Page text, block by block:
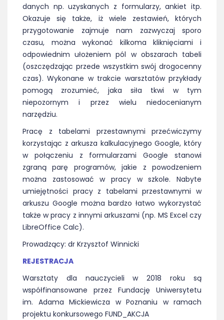
danych np. uzyskanych z formularzy, ankiet itp.
Okazuje się także, iż wiele zestawień, których
przygotowanie zajmuje nam zazwyczaj sporo
czasu, można wykonać kilkoma kliknięciami i
odpowiednim ułożeniem pól w obszarach tabeli
(oszczędzając przede wszystkim swój drogocenny
czas). Wykonane w trakcie warsztatów przykłady
pomogą zrozumieć, jaka siła tkwi w tym
niepozornym i przez wielu niedocenianym
narzędziu.
Pracę z tabelami przestawnymi przećwiczymy
korzystając z arkusza kalkulacyjnego Google, który
w połączeniu z formularzami Google stanowi
zgraną parę programów, jakie z powodzeniem
można zastosować w pracy w szkole. Nabyte
umiejętności pracy z tabelami przestawnymi w
arkuszu Google można bardzo łatwo wykorzystać
także w pracy z innymi arkuszami (np. MS Excel czy
LibreOffice Calc).
Prowadzący: dr Krzysztof Winnicki
REJESTRACJA
Warsztaty dla nauczycieli w 2018 roku są
współfinansowane przez Fundację Uniwersytetu
im. Adama Mickiewicza w Poznaniu w ramach
projektu konkursowego FUND_AKCJA